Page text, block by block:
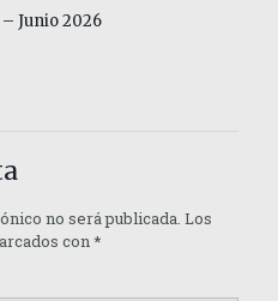
Junio 2026
no será publicada. Los
con*